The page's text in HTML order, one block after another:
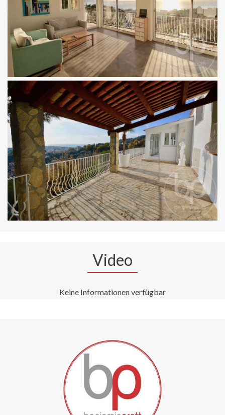
Video
Keine Informationen verfügbar